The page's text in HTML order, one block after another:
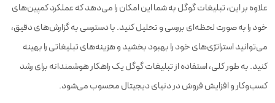
علاوه بر این، تبلیغات گوگل به شما این امکان را می‌دهد که عملکرد کمپین‌های
خود را به صورت لحظه‌ای بررسی و تحلیل کنید. با دسترسی به گزارش‌های دقیق،
می‌توانید استراتژی‌های خود را بهبود بخشید و هزینه‌های تبلیغاتی را بهینه
کنید. به طور کلی، استفاده از تبلیغات گوگل یک راهکار هوشمندانه برای رشد
کسب‌وکار و افزایش فروش در دنیای دیجیتال محسوب می‌شود.